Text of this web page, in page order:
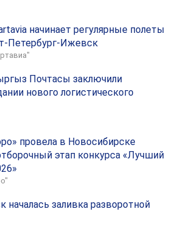
начинает регулярные полеты
Петербург-Ижевск
Почтасы заключили
нового логистического
провела в Новосибирске
этап конкурса «Лучший
началась заливка разворотной